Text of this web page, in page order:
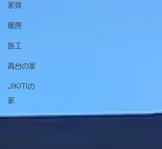
家具
暖房
施工
高台の家
JIKITIの
家
内見会
薪ストー